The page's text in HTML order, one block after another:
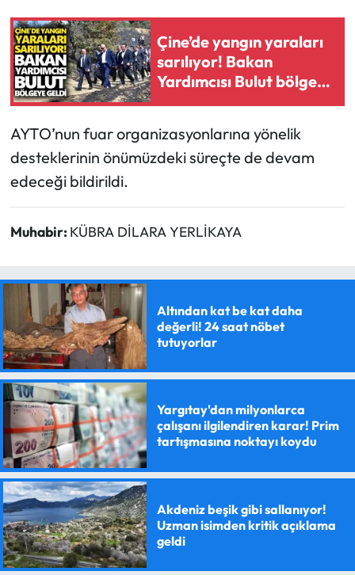
Çine’de yangın yaraları
sarılıyor! Bakan
Yardımcısı Bulut bölgeye
geldi
AYTO’nun fuar organizasyonlarına yönelik
desteklerinin önümüzdeki süreçte de devam
edeceği bildirildi.
Muhabir: KÜBRA DİLARA YERLİKAYA
Altından kat be kat daha
değerli! 24 saat nöbet
tutuyorlar
Yargıtay'dan milyonlarca
çalışanı ilgilendiren karar! Prim
tartışmasına noktayı koydu
Akdeniz beşik gibi sallanıyor!
Uzman isimden kritik açıklama
geldi